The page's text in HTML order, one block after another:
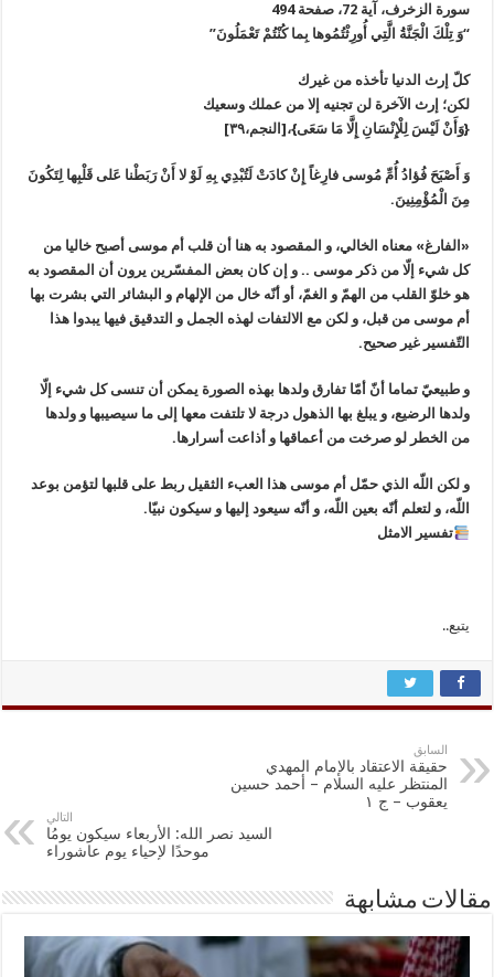
سورة الزخرف، آية 72، صفحة 494
“وَ تِلْكَ الْجَنَّةُ الَّتِي أُورِثْتُمُوها بِما كُنْتُمْ تَعْمَلُونَ”
كلّ إرث الدنيا تأخذه من غيرك
لكن؛ إرث الآخرة لن تجنيه إلا من عملك وسعيك
{وَأَنْ لَيْسَ لِلْإِنْسَانِ إِلَّا مَا سَعَى}،[النجم،٣٩]
وَ أَصْبَحَ فُؤادُ أُمِّ مُوسی‌ فارِغاً إِنْ كادَتْ لَتُبْدِي بِهِ لَوْ لا أَنْ رَبَطْنا عَلی‌ قَلْبِها لِتَكُونَ
مِنَ الْمُؤْمِنِينَ‌.
«الفارغ» معناه الخالي، و المقصود به هنا أن قلب أم موسی أصبح خاليا من
كل شي‌ء إلّا من ذكر موسی .. و إن كان بعض المفسّرين يرون أن المقصود به
هو خلوّ القلب من الهمّ و الغمّ، أو أنّه خال من الإلهام و البشائر التي بشرت بها
أم موسی من قبل، و لكن مع الالتفات لهذه الجمل و التدقيق فيها يبدوا هذا
التّفسير غير صحيح.
‏و طبيعيّ تماما أنّ أمّا تفارق ولدها بهذه الصورة يمكن أن تنسی كل شي‌ء إلّا
ولدها الرضيع، و يبلغ بها الذهول درجة لا تلتفت معها إلی ما سيصيبها و ولدها
من الخطر لو صرخت من أعماقها و أذاعت أسرارها.
‏و لكن اللّه الذي حمّل أم موسی هذا العب‌ء الثقيل ربط علی قلبها لتؤمن بوعد
اللّه، و لتعلم أنّه بعين اللّه، و أنّه سيعود إليها و سيكون نبيّا.
تفسير الامثل
يتبع..
السابق
حقيقة الاعتقاد بالإمام المهدي
المنتظر عليه السلام – أحمد حسين
يعقوب – ج ١
التالي
السيد نصر الله: الأربعاء سيكون يومُا
موحدًا لإحياء يوم عاشوراء
مقالات مشابهة